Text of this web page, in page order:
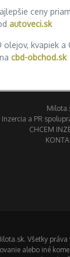
ceny
autoveci.sk
olejov, kvapiek
cbd-obchod.sk
Inzercia a PR
CHCEM
Všetky práva
alebo iné